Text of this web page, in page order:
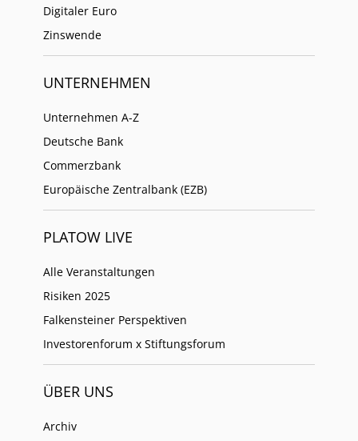
Digitaler Euro
Zinswende
UNTERNEHMEN
Unternehmen A-Z
Deutsche Bank
Commerzbank
Europäische Zentralbank (EZB)
PLATOW LIVE
Alle Veranstaltungen
Risiken 2025
Falkensteiner Perspektiven
Investorenforum x Stiftungsforum
ÜBER UNS
Archiv